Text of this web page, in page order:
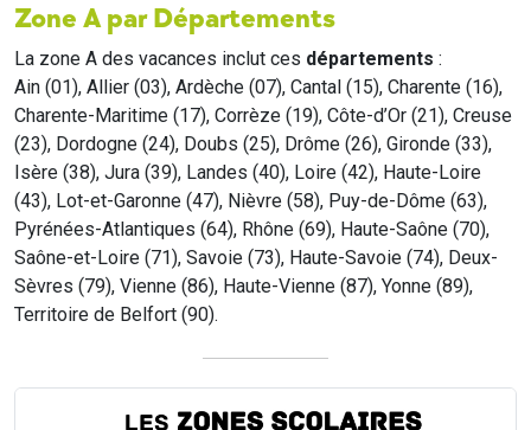
Zone A par Départements
La zone A des vacances inclut ces départements :
Ain (01), Allier (03), Ardèche (07), Cantal (15), Charente (16),
Charente-Maritime (17), Corrèze (19), Côte-d’Or (21), Creuse
(23), Dordogne (24), Doubs (25), Drôme (26), Gironde (33),
Isère (38), Jura (39), Landes (40), Loire (42), Haute-Loire
(43), Lot-et-Garonne (47), Nièvre (58), Puy-de-Dôme (63),
Pyrénées-Atlantiques (64), Rhône (69), Haute-Saône (70),
Saône-et-Loire (71), Savoie (73), Haute-Savoie (74), Deux-
Sèvres (79), Vienne (86), Haute-Vienne (87), Yonne (89),
Territoire de Belfort (90).